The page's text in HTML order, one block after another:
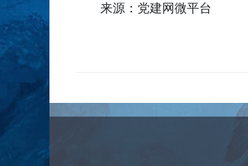
来源：党建网微平台